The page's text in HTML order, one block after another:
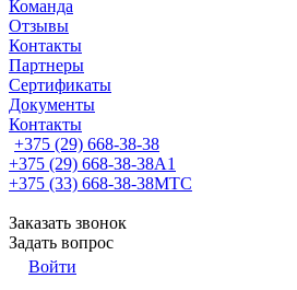
Команда
Отзывы
Контакты
Партнеры
Сертификаты
Документы
Контакты
+375 (29) 668-38-38
+375 (29) 668-38-38A1
+375 (33) 668-38-38МТС
Заказать звонок
Задать вопрос
Войти